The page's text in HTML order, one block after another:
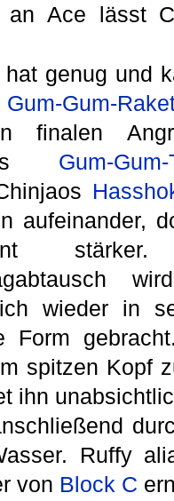
an Ace lässt
hat genug und
Gum-Gum-
finalen
Gum-
aufeinander,
wieder in
Form
spitzen Kopf
ihn
Ruffy
von Block C